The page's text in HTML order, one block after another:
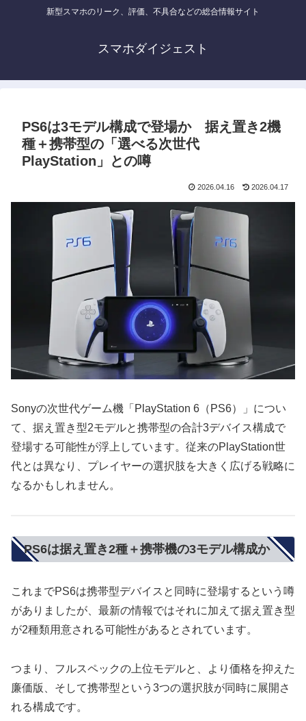
新型スマホのリーク、評価、不具合などの総合情報サイト
スマホダイジェスト
PS6は3モデル構成で登場か 据え置き2機
種＋携帯型の「選べる次世代
PlayStation」との噂
2026.04.16 2026.04.17
Sonyの次世代ゲーム機「PlayStation 6（PS6）」につい
て、据え置き型2モデルと携帯型の合計3デバイス構成で
登場する可能性が浮上しています。従来のPlayStation世
代とは異なり、プレイヤーの選択肢を大きく広げる戦略に
なるかもしれません。
PS6は据え置き2種＋携帯機の3モデル構成か
これまでPS6は携帯型デバイスと同時に登場するという噂
がありましたが、最新の情報ではそれに加えて据え置き型
が2種類用意される可能性があるとされています。
つまり、フルスペックの上位モデルと、より価格を抑えた
廉価版、そして携帯型という3つの選択肢が同時に展開さ
れる構成です。